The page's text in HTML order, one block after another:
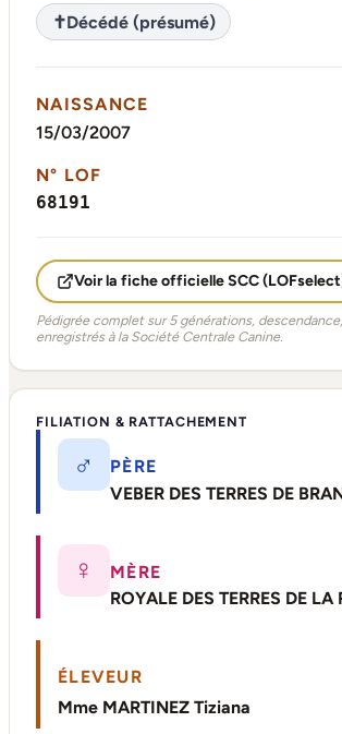
✝Décédé (présumé)
NAISSANCE
15/03/2007
N° LOF
68191
Voir la fiche officielle SCC
Pédigrée complet sur 5 générations,
enregistrés à la Société Centrale Canine.
FILIATION & RATTACHEMENT
♂
PÈRE
VEBER DES TERRES DE
♀
MÈRE
ROYALE DES TERRES DE LA
ÉLEVEUR
Mme MARTINEZ Tiziana